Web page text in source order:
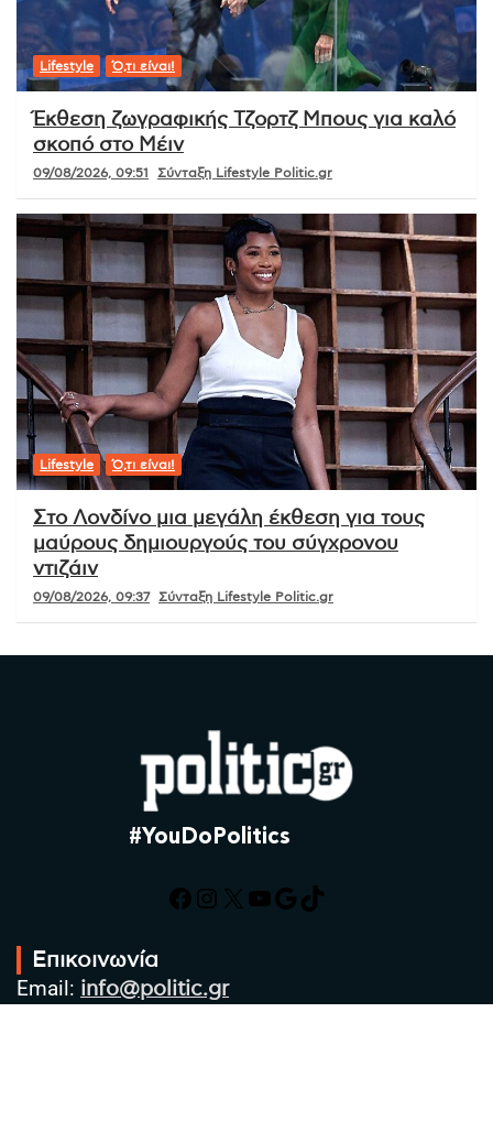
Lifestyle Ό,τι είναι!
Έκθεση ζωγραφικής Τζορτζ Μπους για καλό
σκοπό στο Μέιν
09/08/2026, 09:51 Σύνταξη Lifestyle Politic.gr
Lifestyle Ό,τι είναι!
Στο Λονδίνο μια μεγάλη έκθεση για τους
μαύρους δημιουργούς του σύγχρονου
ντιζάιν
09/08/2026, 09:37 Σύνταξη Lifestyle Politic.gr
#YouDoPolitics
Facebook
Instagram
X YouTube
Google
TikTok
Επικοινωνία
Email: info@politic.gr